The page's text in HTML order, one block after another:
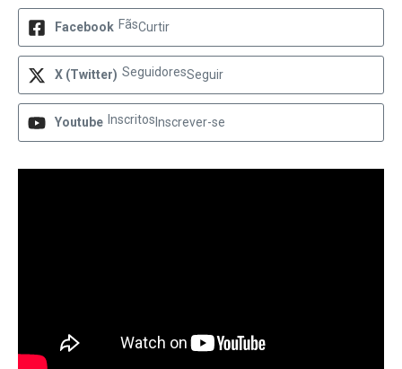
Facebook FãsCurtir
X (Twitter) SeguidoresSeguir
Youtube Inscritos Inscrever-se